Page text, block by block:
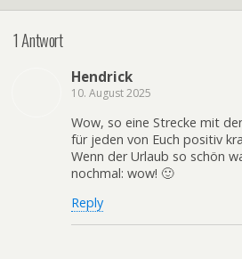
1 Antwort
Hendrick
10. August 2025
Wow, so eine Strecke mit
für jeden von Euch positiv
Wenn der Urlaub so schön
nochmal: wow! 🙂
Reply